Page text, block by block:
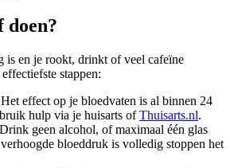
doen?
is en je rookt, drinkt of veel cafeïne
stappen:
Het effect op je bloedvaten is al binnen 24
hulp via je huisarts ofThuisarts.nl.
Drink geen alcohol, of maximaal één glas
bloeddruk is volledig stoppen het